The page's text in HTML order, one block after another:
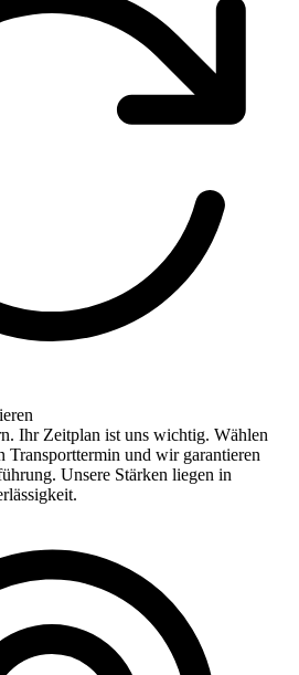
Ihr Zeitplan ist uns wichtig. Wählen
Transporttermin und wir garantieren
Unsere Stärken liegen in